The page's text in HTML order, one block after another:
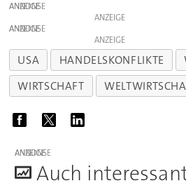
ANZEIGE
ANZEIGE
ANZEIGE
ANZEIGE
USA HANDELSKONFLIKTE
WIRTSCHAFT
ANZEIGE
Auch